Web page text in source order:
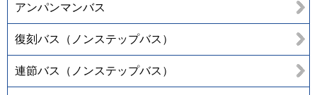
アンパンマンバス
復刻バス（ノンステップバス）
連節バス（ノンステップバス）